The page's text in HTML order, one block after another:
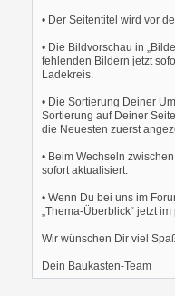
• Der Seitentitel wird vor
• Die Bildvorschau in
fehlenden Bildern jetzt
Ladekreis.
• Die Sortierung Deiner
Sortierung auf Deiner
die Neuesten zuerst
• Beim Wechseln
sofort aktualisiert.
• Wenn Du bei uns im
„Thema-Überblick“ jetzt
Wir wünschen Dir viel
Dein Baukasten-Team